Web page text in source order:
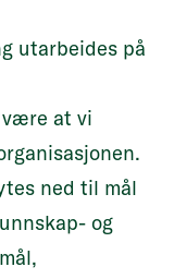
utarbeides på
at vi
ned til mål
og